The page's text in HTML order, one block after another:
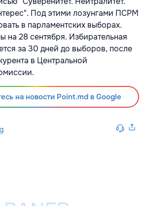
Под этими лозунгами ПСРМ
в парламентских выборах.
на 28 сентября. Избирательная
за 30 дней до выборов, после
в Центральной
на новости Point.md в Google